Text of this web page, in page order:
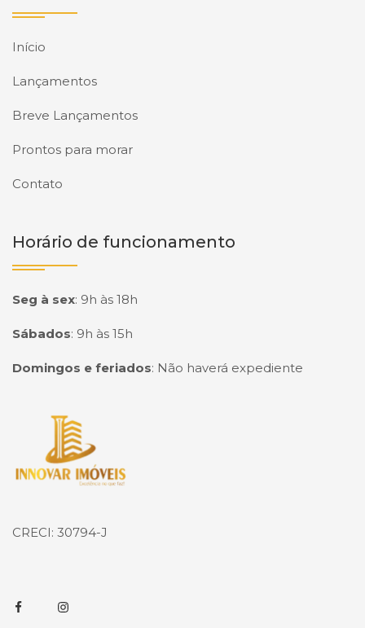
Início
Lançamentos
Breve Lançamentos
Prontos para morar
Contato
Horário de funcionamento
Seg à sex: 9h às 18h
Sábados: 9h às 15h
Domingos e feriados: Não haverá expediente
Página inicial
CRECI: 30794-J
FacebookInstagram